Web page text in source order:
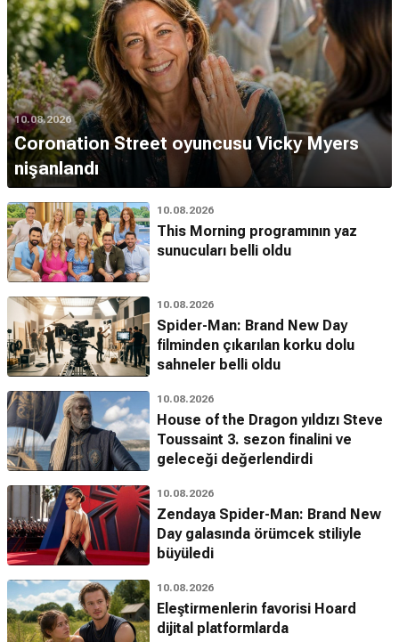
10.08.2026
Coronation Street oyuncusu Vicky Myers
nişanlandı
10.08.2026
This Morning programının yaz
sunucuları belli oldu
10.08.2026
Spider-Man: Brand New Day
filminden çıkarılan korku dolu
sahneler belli oldu
10.08.2026
House of the Dragon yıldızı Steve
Toussaint 3. sezon finalini ve
geleceği değerlendirdi
10.08.2026
Zendaya Spider-Man: Brand New
Day galasında örümcek stiliyle
büyüledi
10.08.2026
Eleştirmenlerin favorisi Hoard
dijital platformlarda